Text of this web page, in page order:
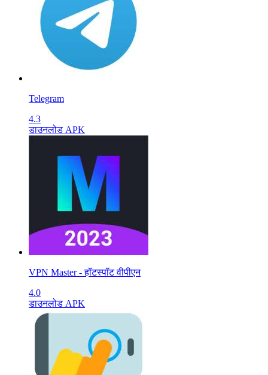
Telegram
4.3
डाउनलोड APK
VPN Master - हॉटस्पॉट वीपीएन
4.0
डाउनलोड APK